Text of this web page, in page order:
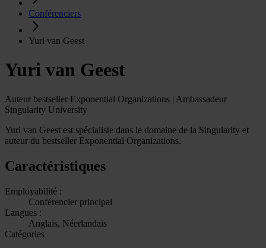
Conférenciers
Yuri van Geest
Yuri van Geest
Auteur bestseller Exponential Organizations | Ambassadeur
Singularity University
Yuri van Geest est spécialiste dans le domaine de la Singularity et
auteur du bestseller Exponential Organizations.
Caractéristiques
Employabilité :
Conférencier principal
Langues :
Anglais, Néerlandais
Catégories